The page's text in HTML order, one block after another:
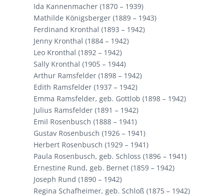
Ida Kannenmacher (1870 – 1939)
Mathilde Königsberger (1889 – 1943)
Ferdinand Kronthal (1893 – 1942)
Jenny Kronthal (1884 – 1942)
Leo Kronthal (1892 – 1942)
Sally Kronthal (1905 – 1944)
Arthur Ramsfelder (1898 – 1942)
Edith Ramsfelder (1937 – 1942)
Emma Ramsfelder, geb. Gottlob (1898 – 1942)
Julius Ramsfelder (1891 – 1942)
Emil Rosenbusch (1888 – 1941)
Gustav Rosenbusch (1926 – 1941)
Herbert Rosenbusch (1929 – 1941)
Paula Rosenbusch, geb. Schloss (1896 – 1941)
Ernestine Rund, geb. Bernet (1859 – 1942)
Joseph Rund (1890 – 1942)
Regina Schafheimer, geb. Schloß (1875 – 1942)